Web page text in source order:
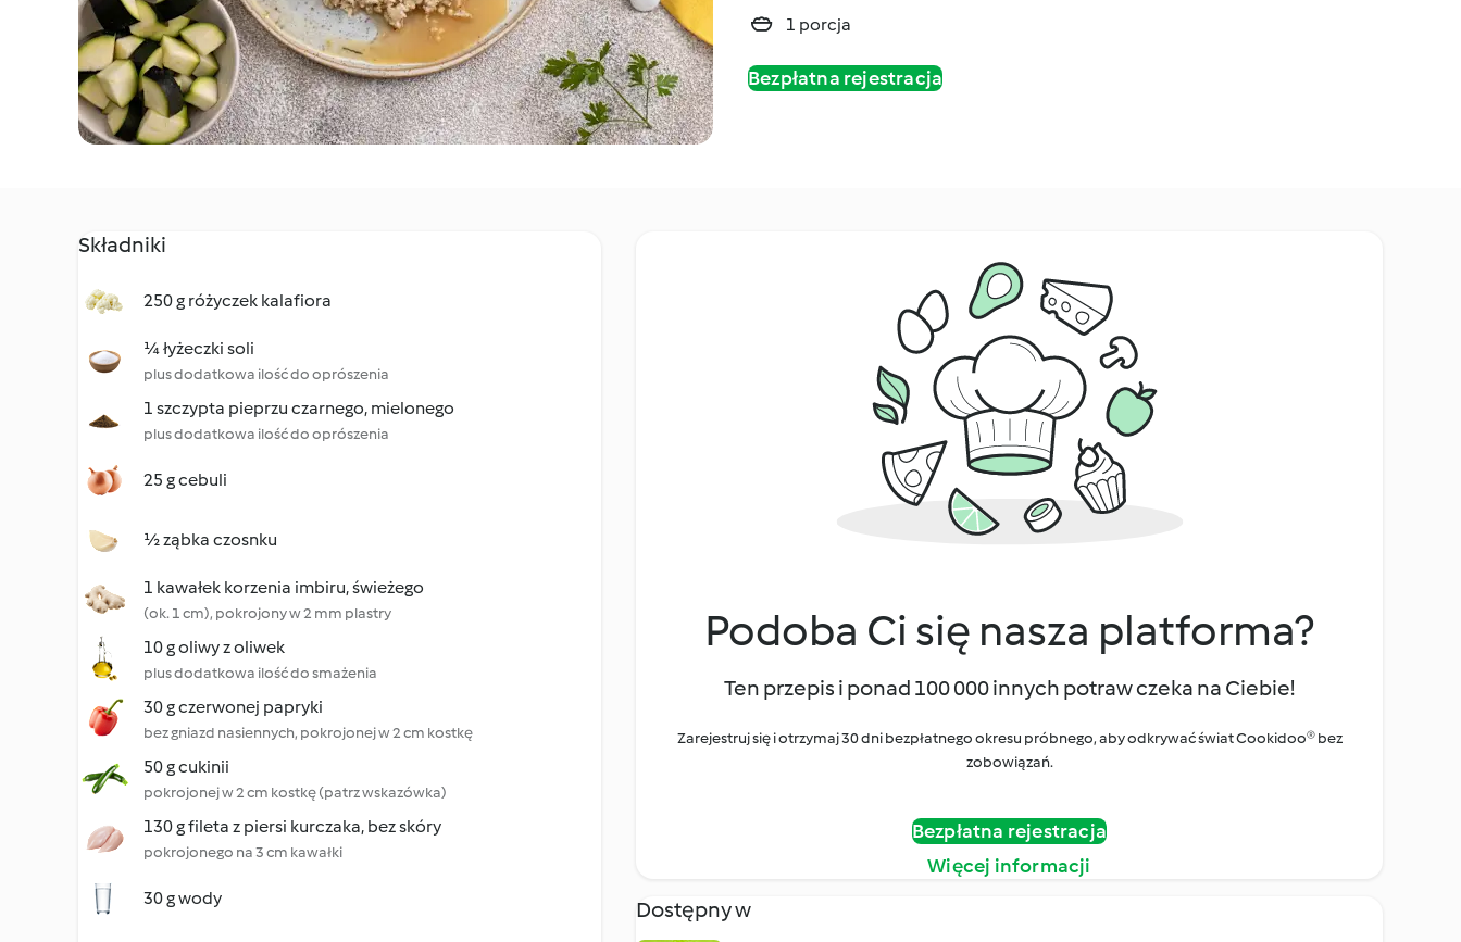
1 porcja
Bezpłatna rejestracja
Składniki
250 g różyczek kalafiora
¼ łyżeczki soli
plus dodatkowa ilość do oprószenia
1 szczypta pieprzu czarnego, mielonego
plus dodatkowa ilość do oprószenia
25 g cebuli
½ ząbka czosnku
1 kawałek korzenia imbiru, świeżego
(ok. 1 cm), pokrojony w 2 mm plastry
10 g oliwy z oliwek
plus dodatkowa ilość do smażenia
30 g czerwonej papryki
bez gniazd nasiennych, pokrojonej w 2 cm kostkę
50 g cukinii
pokrojonej w 2 cm kostkę (patrz wskazówka)
130 g fileta z piersi kurczaka, bez skóry
pokrojonego na 3 cm kawałki
30 g wody
Podoba Ci się nasza platforma?
Ten przepis i ponad 100 000 innych potraw czeka na Ciebie!
Zarejestruj się i otrzymaj 30 dni bezpłatnego okresu próbnego, aby odkrywać świat Cookidoo® bez
zobowiązań.
Bezpłatna rejestracja
Więcej informacji
Dostępny w